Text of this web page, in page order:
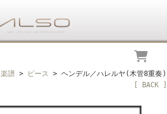
楽譜 > ピース > ヘンデル／ハレルヤ(木管8重奏)
[ BACK ]